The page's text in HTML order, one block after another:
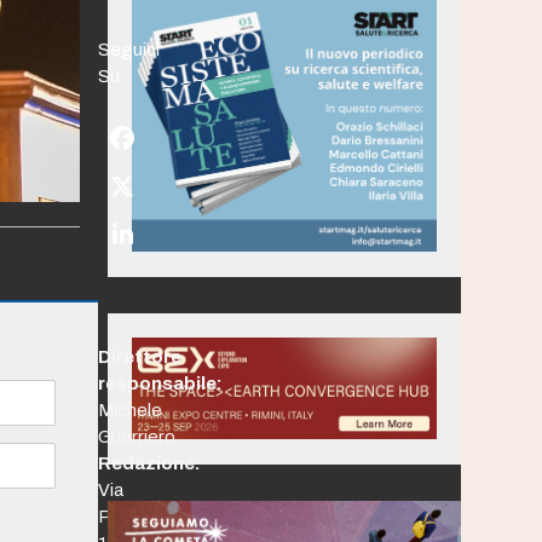
Seguici
Su:
Facebook
Twitter
(deprecated)
LinkedIn
Direttore
responsabile:
Michele
Guerriero
Redazione:
Via
Po,